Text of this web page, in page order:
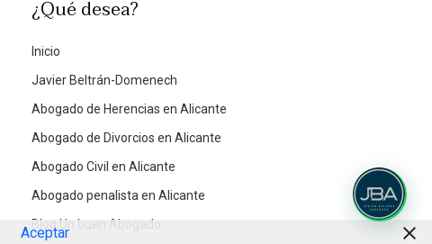
¿Qué desea?
Inicio
Javier Beltrán-Domenech
Abogado de Herencias en Alicante
Abogado de Divorcios en Alicante
Abogado Civil en Alicante
Abogado penalista en Alicante
Blog Un buen Abogado
Aceptar